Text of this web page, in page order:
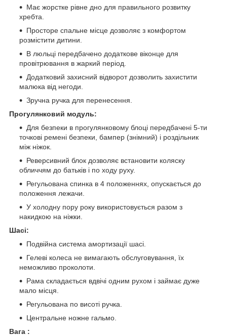
Має жорстке рівне дно для правильного розвитку
хребта.
Просторе спальне місце дозволяє з комфортом
розмістити дитини.
В люльці передбачено додаткове віконце для
провітрювання в жаркий період.
Додатковий захисний відворот дозволить захистити
малюка від негоди.
Зручна ручка для перенесення.
Прогулянковий модуль:
Для безпеки в прогулянковому блоці передбачені 5-ти
точкові ремені безпеки, бампер (знімний) і роздільник
між ніжок.
Реверсивний блок дозволяє встановити коляску
обличчям до батьків і по ходу руху.
Регульована спинка в 4 положеннях, опускається до
положення лежачи.
У холодну пору року використовується разом з
накидкою на ніжки.
Шасі:
Подвійна система амортизації шасі.
Гелеві колеса не вимагають обслуговування, їх
неможливо проколоти.
Рама складається вдвічі одним рухом і займає дуже
мало місця.
Регульована по висоті ручка.
Центральне ножне гальмо.
Вага :